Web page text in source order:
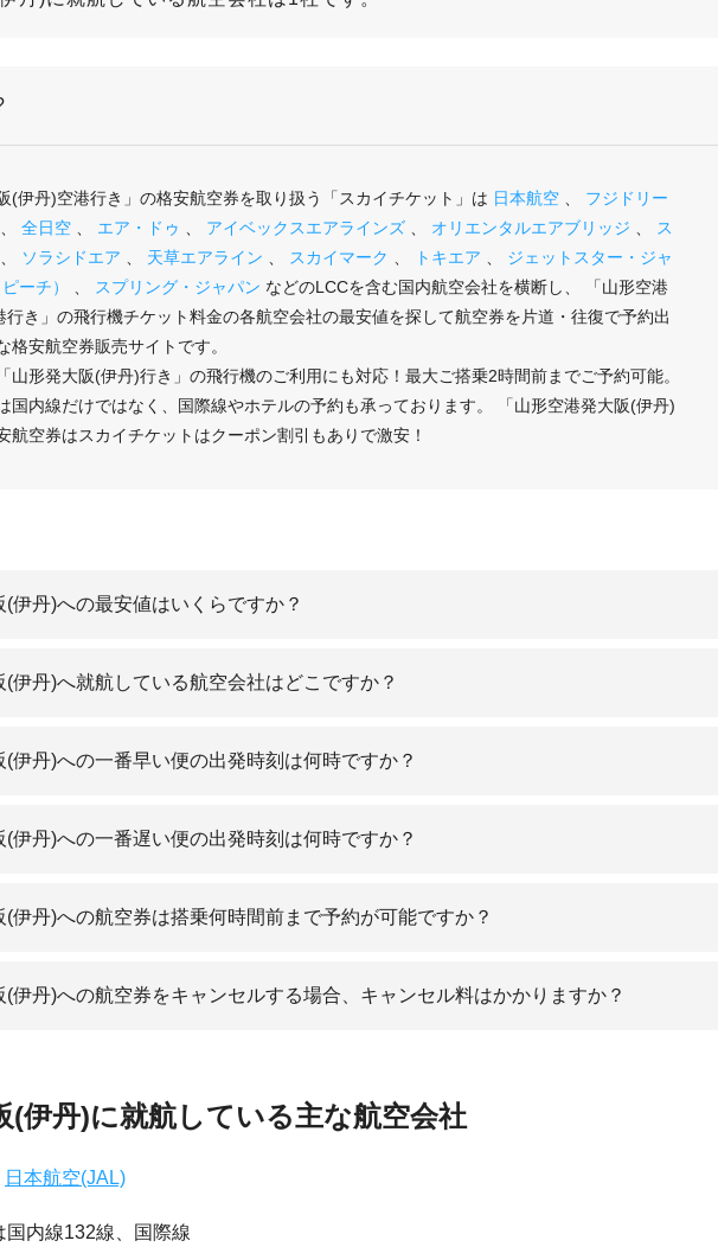
(伊丹)空港行き」の格安航空券を取り扱う「スカイチケット」は 日本航空
フジドリー
全日空 エア・ドゥ アイベックスエアラインズ オリエンタルエアブリッジ
ス
ソラシドエア 天草エアライン スカイマーク トキエア
ジェットスター・ジャ
ーチ） スプリング・ジャパン などのLCCを含む国内航空会社を横断し、 「山形空港
行き」の飛行機チケット料金の各航空会社の最安値を探して航空券を片道・往復で予約出
格安航空券販売サイトです。
山形発大阪(伊丹)行き」の飛行機のご利用にも対応！最大ご搭乗2時間前までご予約可能。
国内線だけではなく、国際線やホテルの予約も承っております。 「山形空港発大阪(伊丹)
航空券はスカイチケットはクーポン割引もありで激安！
(伊丹)への最安値はいくらですか？
(伊丹)へ就航している航空会社はどこですか？
(伊丹)への一番早い便の出発時刻は何時ですか？
(伊丹)への一番遅い便の出発時刻は何時ですか？
(伊丹)への航空券は搭乗何時間前まで予約が可能ですか？
(伊丹)への航空券をキャンセルする場合、キャンセル料はかかりますか？
(伊丹)に就航している主な航空会社
日本航空(JAL)
国内線132線、国際線